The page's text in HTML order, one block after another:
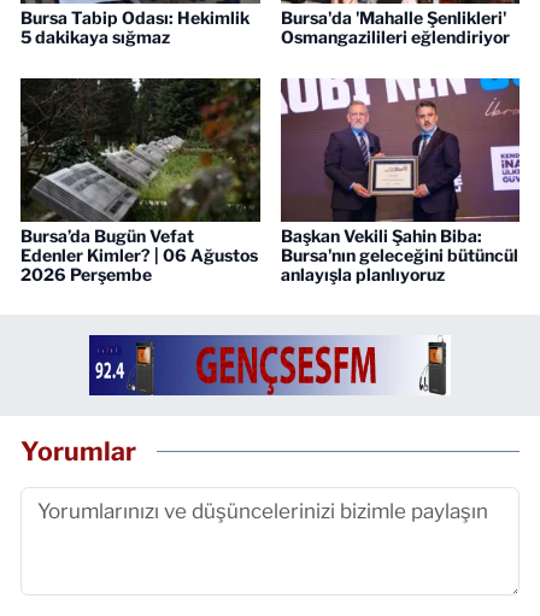
Bursa Tabip Odası: Hekimlik
5 dakikaya sığmaz
Bursa'da 'Mahalle Şenlikleri'
Osmangazilileri eğlendiriyor
Bursa’da Bugün Vefat
Edenler Kimler? | 06 Ağustos
2026 Perşembe
Başkan Vekili Şahin Biba:
Bursa'nın geleceğini bütüncül
anlayışla planlıyoruz
Yorumlar